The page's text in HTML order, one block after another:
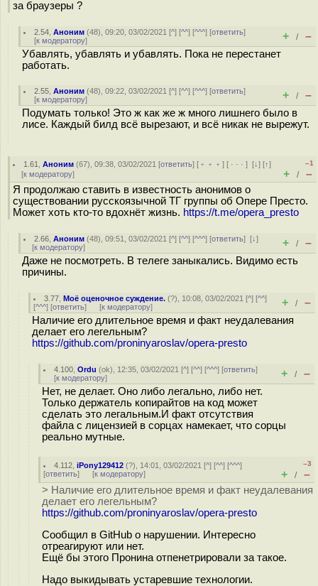
за браузеры ?
2.54 ,Аноним (48), 09:20, 03/02/2021 [^] [^^] [^^^] [ответить]
[к модератору] + / –
Убавлять, убавлять и убавлять. Пока не перестанет
работать.
2.55 ,Аноним (48), 09:22, 03/02/2021 [^] [^^] [^^^] [ответить]
[к модератору] + / –
Подумать только! Это ж как же ж много лишнего было в
лисе. Каждый билд всё вырезают, и всё никак не вырежут.
1.61 ,Аноним (67), 09:38, 03/02/2021 [ответить] [ ﹢﹢﹢] [ · · ·][↓] [↑]
[к модератору]
–1
+ / –
Я продолжаю ставить в известность анонимов о
существовании русскоязычной ТГ группы об Опере Престо.
Может хоть кто-то вдохнёт жизнь. https://t.me/opera_presto
2.66 ,Аноним (48), 09:51, 03/02/2021 [^] [^^] [^^^] [ответить][↓]
[к модератору] + / –
Даже не посмотреть. В телеге заныкались. Видимо есть
причины.
3.77 ,Моё оценочное суждение. (?), 10:08, 03/02/2021 [^] [^^]
[^^^] [ответить] [к модератору] + / –
Наличие его длительное время и факт неудалевания
делает его легельным?
https://github.com/proninyaroslav/opera-presto
4.100 ,Ordu (ok), 12:35, 03/02/2021 [^] [^^] [^^^] [ответить]
[к модератору] + / –
Нет, не делает. Оно либо легально, либо нет.
Только держатель копирайтов на код может
сделать это легальным.И факт отсутствия
файла с лицензией в сорцах намекает, что сорцы
реально мутные.
4.112 ,iPony129412 (?), 14:01, 03/02/2021 [^] [^^] [^^^]
[ответить] [к модератору]
–3
+ / –
> Наличие его длительное время и факт неудалевания
делает его легельным?
https://github.com/proninyaroslav/opera-presto
Сообщил в GitHub о нарушении. Интересно
отреагируют или нет.
Ещё бы этого Пронина отпенетрировали за такое.
Надо выкидывать устаревшие технологии.